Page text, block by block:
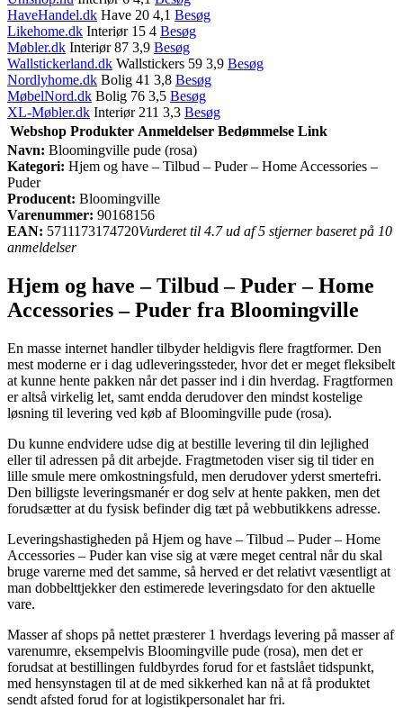
HaveHandel.dk Have 20 4,1 Besøg
Likehome.dk Interiør 15 4 Besøg
Møbler.dk Interiør 87 3,9 Besøg
Wallstickerland.dk Wallstickers 59 3,9 Besøg
Nordlyhome.dk Bolig 41 3,8 Besøg
MøbelNord.dk Bolig 76 3,5 Besøg
XL-Møbler.dk Interiør 211 3,3 Besøg
Webshop Produkter Anmeldelser Bedømmelse Link
Navn: Bloomingville pude (rosa)
Kategori: Hjem og have – Tilbud – Puder – Home Accessories –
Puder
Producent: Bloomingville
Varenummer: 90168156
EAN: 5711173174720Vurderet til 4.7 ud af 5 stjerner baseret på 10
anmeldelser
Hjem og have – Tilbud – Puder – Home
Accessories – Puder fra Bloomingville
En masse internet handler tilbyder heldigvis flere fragtformer. Den
mest moderne er i dag udleveringssteder, hvor det er meget fleksibelt
at kunne hente pakken når det passer ind i din hverdag. Fragtformen
er altså virkelig let, samt endda derudover den mindst kostelige
løsning til levering ved køb af Bloomingville pude (rosa).
Du kunne endvidere udse dig at bestille levering til din lejlighed
eller til adressen på dit arbejde. Fragtmetoden viser sig til tider en
lille smule mere omkostningsfuld, men derudover yderst smertefri.
Den billigste leveringsmanér er dog selv at hente pakken, men det
forudsætter at du fysisk befinder dig tæt på webbutikkens adresse.
Leveringshastigheden på Hjem og have – Tilbud – Puder – Home
Accessories – Puder kan vise sig at være meget central når du skal
bruge varerne med det samme, så herved er det relativt væsentligt at
man dobbelttjekker den estimerede leveringsdato for den aktuelle
vare.
Masser af shops på nettet præsterer 1 hverdags levering på masser af
varenumre, eksempelvis Bloomingville pude (rosa), men det er
forudsat at bestillingen fuldbyrdes forud for et fastslået tidspunkt,
med hensynstagen til at de med sikkerhed kan nå at få produktet
sendt afsted forud for at logistikpersonalet har fri.